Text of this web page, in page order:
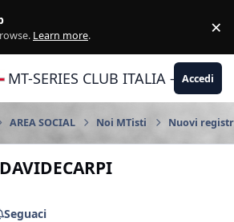
Learn more. ×
MT-SERIES CLUB ITALIA -Accedi
AREA SOCIAL Noi MTisti Nuovi
Seguaci